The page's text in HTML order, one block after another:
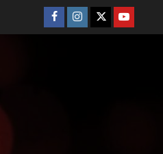
Facebook
Instagram
TwitterYoutube